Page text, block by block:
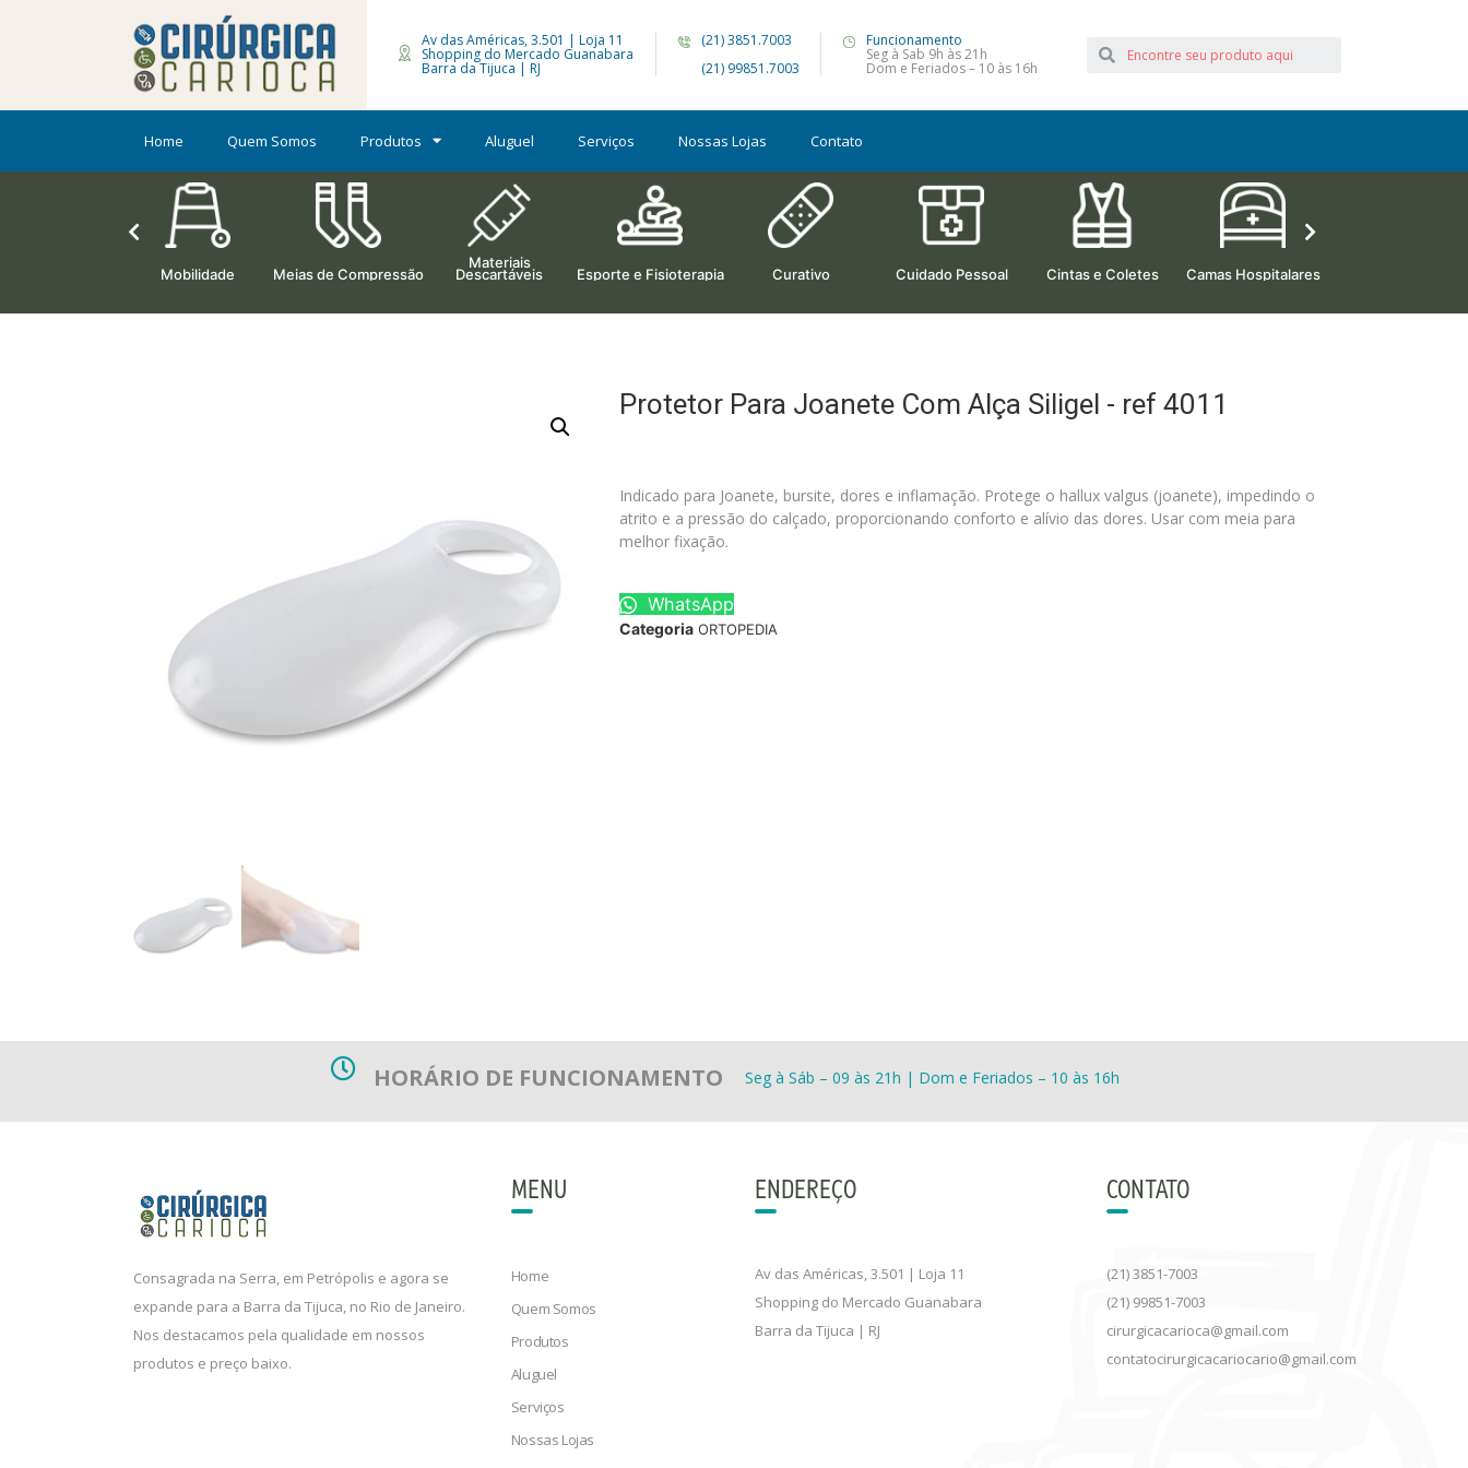
Av das Américas, 3.501 | Loja 11
Shopping do Mercado Guanabara
Barra da Tijuca | RJ
(21) 3851.7003
(21) 99851.7003
Funcionamento
Seg à Sab 9h às 21h
Dom e Feriados – 10 às 16h
Home Quem Somos Produtos Aluguel Serviços Nossas Lojas Contato
Mobilidade Meias de Compressão
Materiais
Descartáveis Esporte e Fisioterapia Curativo Cuidado Pessoal Cintas e Coletes Camas Hospitalares
Protetor Para Joanete Com Alça Siligel - ref 4011
Indicado para Joanete, bursite, dores e inflamação. Protege o hallux valgus (joanete), impedindo o
atrito e a pressão do calçado, proporcionando conforto e alívio das dores. Usar com meia para
melhor fixação.
WhatsApp
Categoria ORTOPEDIA
HORÁRIO DE FUNCIONAMENTO Seg à Sáb – 09 às 21h | Dom e Feriados – 10 às 16h
Consagrada na Serra, em Petrópolis e agora se
expande para a Barra da Tijuca, no Rio de Janeiro.
Nos destacamos pela qualidade em nossos
produtos e preço baixo.
MENU
Home
Quem Somos
Produtos
Aluguel
Serviços
Nossas Lojas
ENDEREÇO
Av das Américas, 3.501 | Loja 11
Shopping do Mercado Guanabara
Barra da Tijuca | RJ
CONTATO
(21) 3851-7003
(21) 99851-7003
cirurgicacarioca@gmail.com
contatocirurgicacariocario@gmail.com